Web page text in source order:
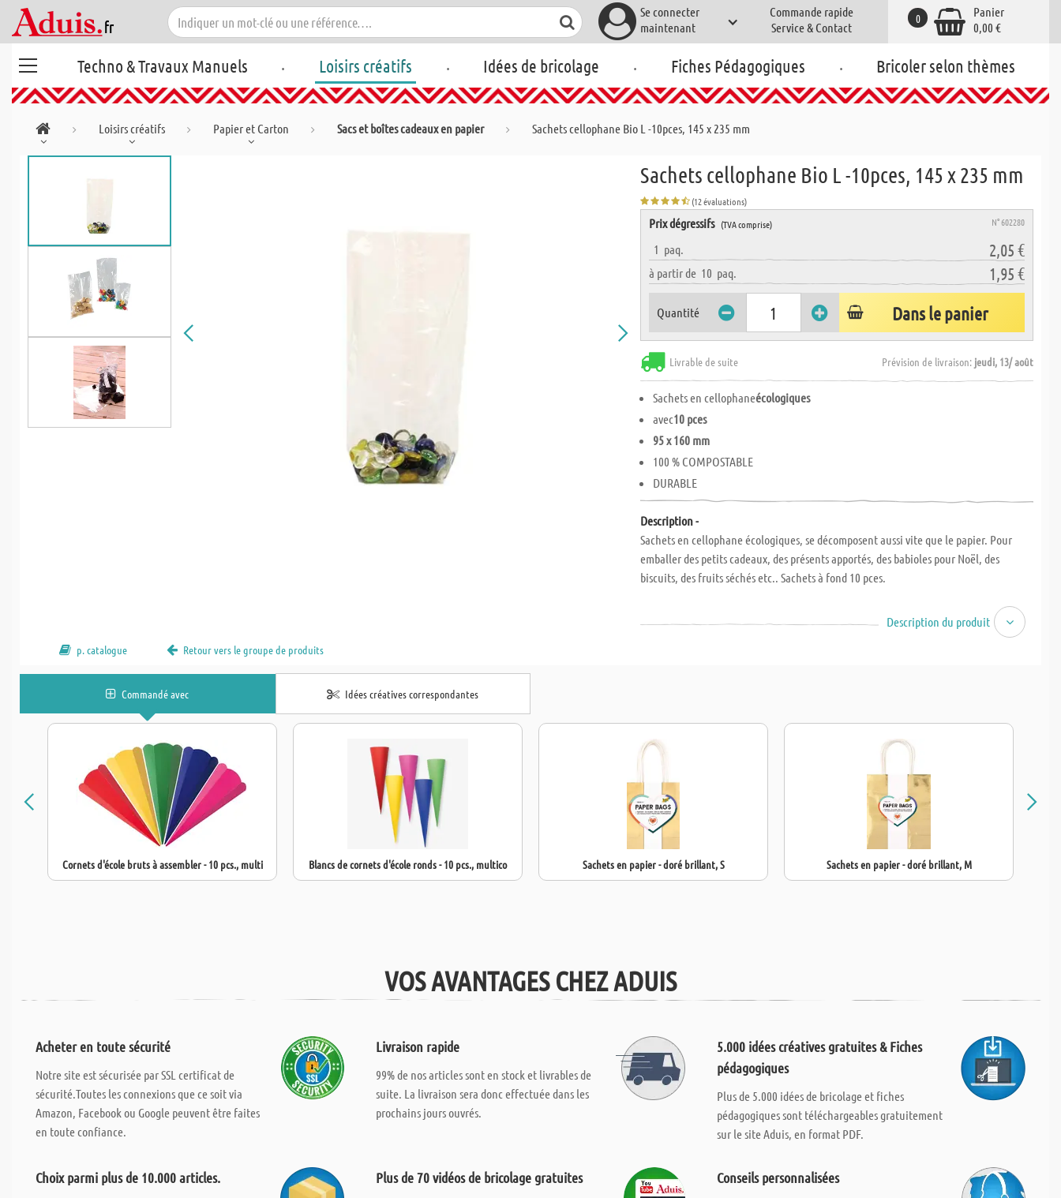
Se connecter
maintenant
Commande rapide
Service & Contact
Panier
0,00 €
0
Techno & Travaux Manuels . Loisirs créatifs . Idées de bricolage . Fiches Pédagogiques . Bricoler selon thèmes
Loisirs créatifs Papier et Carton Sacs et boîtes cadeaux en papier Sachets cellophane Bio L -10pces, 145 x 235 mm
Sachets cellophane Bio L -10pces, 145 x 235 mm
(12 évaluations)
Prix dégressifs (TVA comprise) N° 602280
1 paq. 2,05 €
à partir de 10 paq. 1,95 €
Quantité Dans le panier
Livrable de suite Prévision de livraison: jeudi, 13/ août
Sachets en cellophaneécologiques
avec10 pces
95 x 160 mm
100 % COMPOSTABLE
DURABLE
Description -
Sachets en cellophane écologiques, se décomposent aussi vite que le papier. Pour
emballer des petits cadeaux, des présents apportés, des babioles pour Noël, des
biscuits, des fruits séchés etc.. Sachets à fond 10 pces.
Description du produit
p. catalogue Retour vers le groupe de produits
Commandé avec Idées créatives correspondantes
Cornets d'école bruts à assembler - 10 pcs., multi Blancs de cornets d'école ronds - 10 pcs., multico Sachets en papier - doré brillant, S Sachets en papier - doré brillant, M
VOS AVANTAGES CHEZ ADUIS
Acheter en toute sécurité
Notre site est sécurisée par SSL certificat de
sécurité.Toutes les connexions que ce soit via
Amazon, Facebook ou Google peuvent être faites
en toute confiance.
Livraison rapide
99% de nos articles sont en stock et livrables de
suite. La livraison sera donc effectuée dans les
prochains jours ouvrés.
5.000 idées créatives gratuites & Fiches
pédagogiques
Plus de 5.000 idées de bricolage et fiches
pédagogiques sont téléchargeables gratuitement
sur le site Aduis, en format PDF.
Choix parmi plus de 10.000 articles. Plus de 70 vidéos de bricolage gratuites Conseils personnalisées